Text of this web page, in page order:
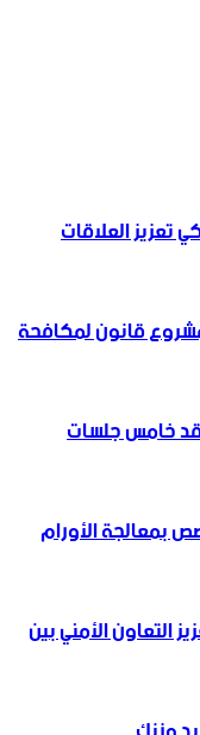
تعزيز العلاقات
قانون لمكافحة
خامس جلسات
بمعالجة الأورام
التعاون ‏الأمني ‏بين